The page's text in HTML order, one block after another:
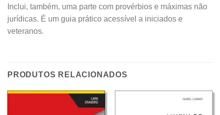
Inclui, também, uma parte com provérbios e máximas não
jurídicas. É um guia prático acessível a iniciados e
veteranos.
PRODUTOS RELACIONADOS